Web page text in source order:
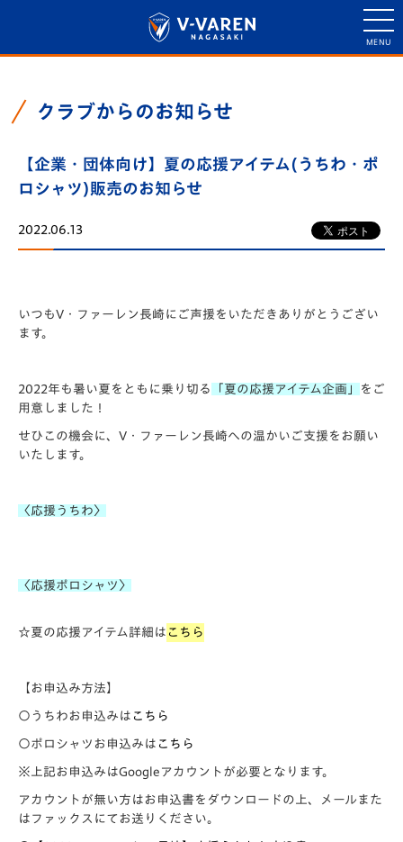
クラブからのお知らせ
【企業・団体向け】夏の応援アイテム(うちわ・ポ
ロシャツ)販売のお知らせ
2022.06.13
いつもV・ファーレン長崎にご声援をいただきありがとうござい
ます。
2022年も暑い夏をともに乗り切る 「夏の応援アイテム企画」
をご
用意しました！
せひこの機会に、V・ファーレン長崎への温かいご支援をお願い
いたします。
〈応援うちわ〉
〈応援ポロシャツ〉
☆夏の応援アイテム詳細は こちら
【お申込み方法】
〇うちわお申込みは こちら
〇ポロシャツお申込みは こちら
※上記お申込みはGoogleアカウントが必要となります。
アカウントが無い方はお申込書をダウンロードの上、メールまた
はファックスにてお送りください。